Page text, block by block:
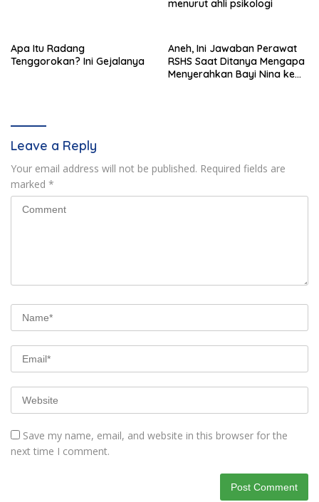
menurut ahli psikologi
Apa Itu Radang
Tenggorokan? Ini Gejalanya
Aneh, Ini Jawaban Perawat
RSHS Saat Ditanya Mengapa
Menyerahkan Bayi Nina ke
Leave a Reply
Your email address will not be published. Required fields are
marked *
Save my name, email, and website in this browser for the
next time I comment.